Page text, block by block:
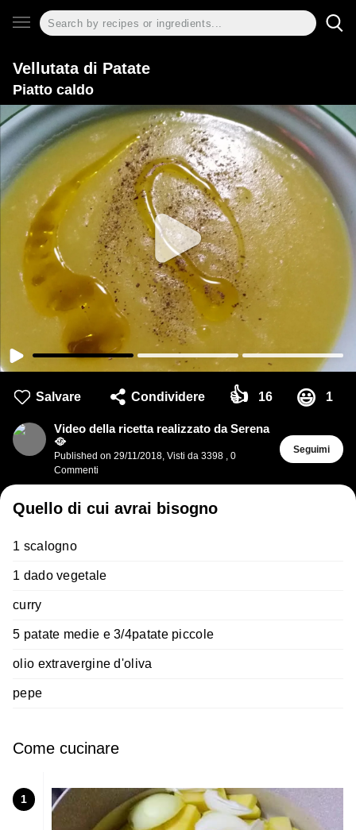
Vellutata di Patate
Piatto caldo
Salvare Condividere 👍 16 😃 1
Video della ricetta realizzato da Serena
🥘
Published on 29/11/2018, Visti da 3398 , 0
Commenti
Seguimi
Quello di cui avrai bisogno
1 scalogno
1 dado vegetale
curry
5 patate medie e 3/4patate piccole
olio extravergine d'oliva
pepe
Come cucinare
1